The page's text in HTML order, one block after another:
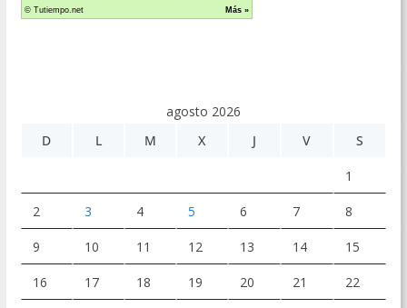
agosto 2026
D
L M X J V S
1
2 3 4 5 6 7 8
9 10 11 12 13 14 15
16 17 18 19 20 21 22